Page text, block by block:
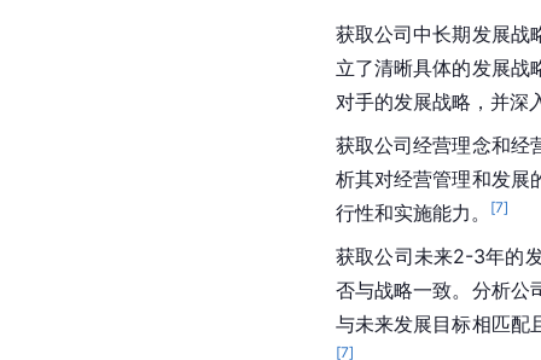
获取公司中长期发展战
立了清晰具体的发展战
对手的发展战略，并深
获取公司经营理念和经
析其对经营管理和发展
行性和实施能力。
[7]
获取公司未来2-3年的
否与战略一致。分析公
与未来发展目标相匹配
[7]